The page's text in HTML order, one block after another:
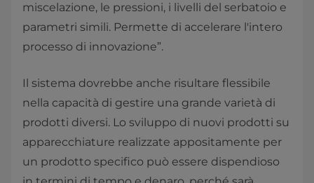
miscelazione, le pressioni, i livelli del serbatoio e
parametri simili. Permette di accelerare l'intero
processo di innovazione”.
Il sistema dovrebbe anche risultare flessibile
nella capacità di gestire una grande varietà di
prodotti diversi. Lo sviluppo di nuovi prodotti su
apparecchiature realizzate appositamente per
un prodotto specifico può essere dispendioso